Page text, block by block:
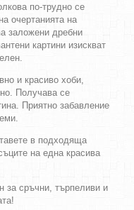
по-трудно се
очертанията на
заложени дребни
картини изискват
и красиво хоби,
Получава се
Приятно забавление
в подходяща
на една красива
за сръчни, търпеливи и